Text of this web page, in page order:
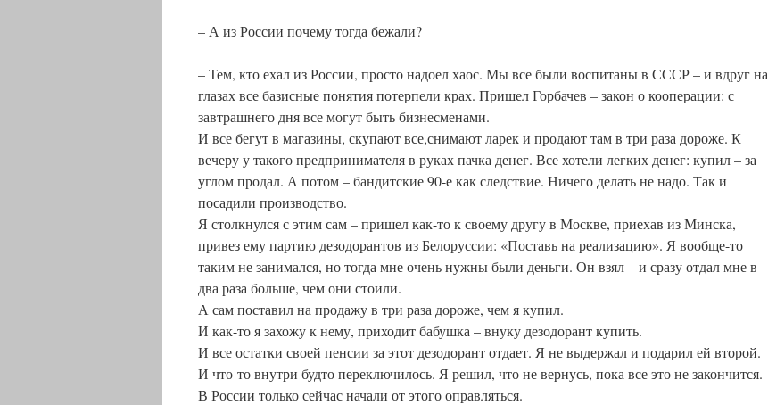
– А из России почему тогда бежали?
– Тем, кто ехал из России, просто надоел хаос. Мы все были воспитаны в СССР – и вдруг на
глазах все базисные понятия потерпели крах. Пришел Горбачев – закон о кооперации: с
завтрашнего дня все могут быть бизнесменами.
И все бегут в магазины, скупают все,снимают ларек и продают там в три раза дороже. К
вечеру у такого предпринимателя в руках пачка денег. Все хотели легких денег: купил – за
углом продал. А потом – бандитские 90-е как следствие. Ничего делать не надо. Так и
посадили производство.
Я столкнулся с этим сам – пришел как-то к своему другу в Москве, приехав из Минска,
привез ему партию дезодорантов из Белоруссии: «Поставь на реализацию». Я вообще-то
таким не занимался, но тогда мне очень нужны были деньги. Он взял – и сразу отдал мне в
два раза больше, чем они стоили.
А сам поставил на продажу в три раза дороже, чем я купил.
И как-то я захожу к нему, приходит бабушка – внуку дезодорант купить.
И все остатки своей пенсии за этот дезодорант отдает. Я не выдержал и подарил ей второй.
И что-то внутри будто переключилось. Я решил, что не вернусь, пока все это не закончится.
В России только сейчас начали от этого оправляться.